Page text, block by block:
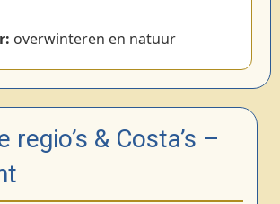
overwinteren en natuur
regio’s & Costa’s –